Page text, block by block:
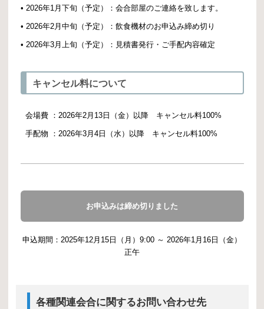
• 2026年1月下旬（予定） ：会合部屋のご連絡を致します。
• 2026年2月中旬（予定） ：飲食機材のお申込み締め切り
• 2026年3月上旬（予定） ：見積書発行・ご手配内容確定
キャンセル料について
会場費 ： 2026年2月13日（金）以降 キャンセル料100%
手配物 ： 2026年3月4日（水）以降 キャンセル料100%
お申込みは締め切りました
申込期間：2025年12月15日（月）9:00 ～ 2026年1月16日（金）
正午
各種関連会合に関するお問い合わせ先